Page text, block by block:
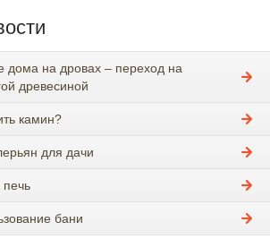
дома на дровах – переход на
древесиной
камин?
для дачи
печь
бани